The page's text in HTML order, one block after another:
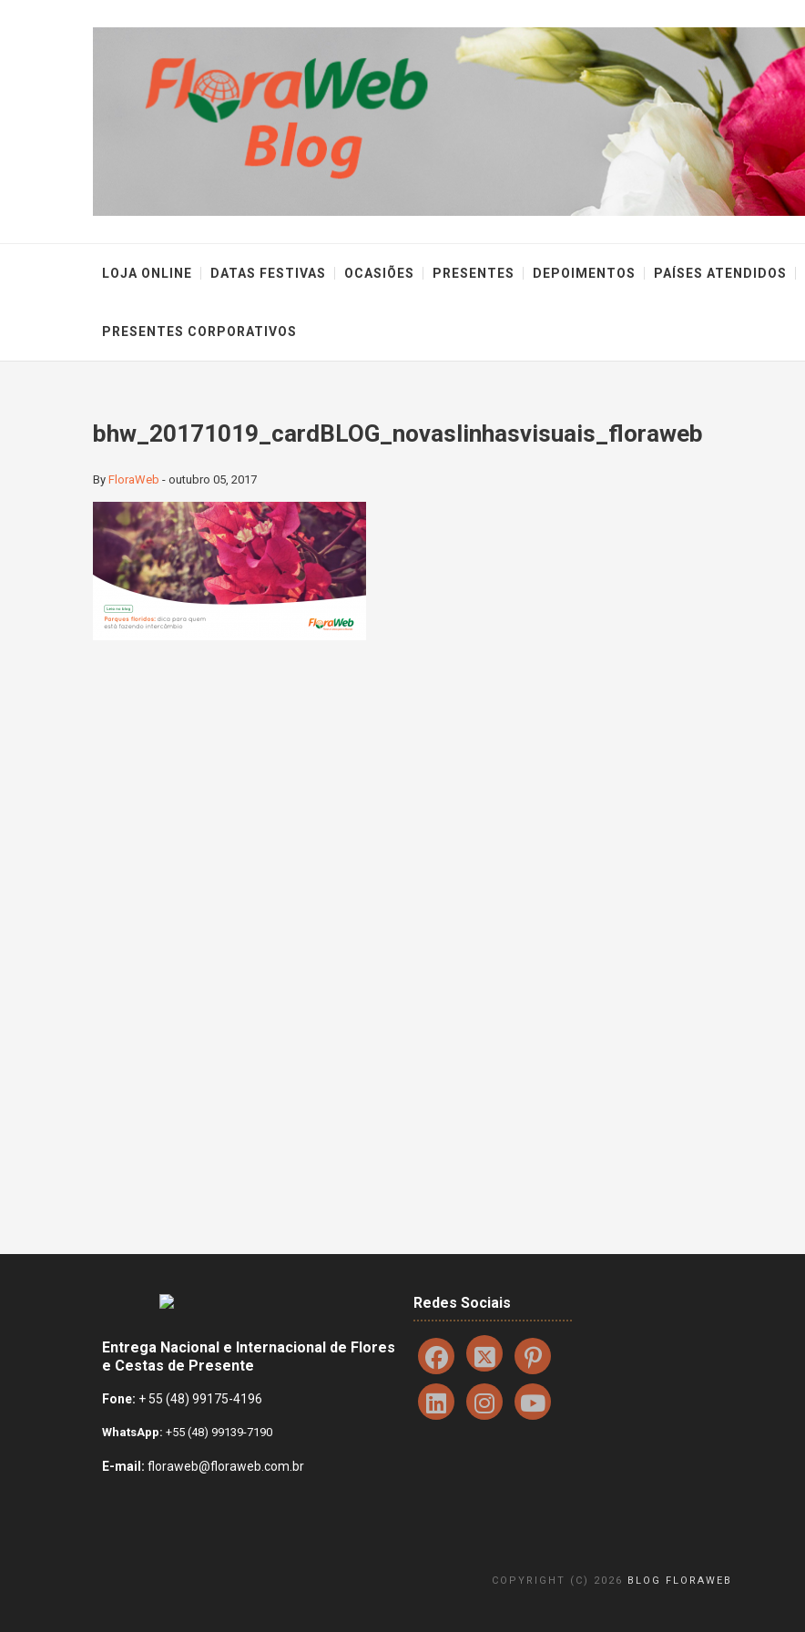
LOJA ONLINE DATAS FESTIVAS OCASIÕES PRESENTES DEPOIMENTOS PAÍSES ATENDIDOS
PRESENTES CORPORATIVOS
bhw_20171019_cardBLOG_novaslinhasvisuais_floraweb
By FloraWeb - outubro 05, 2017
Entrega Nacional e Internacional de Flores
e Cestas de Presente
Fone: + 55 (48) 99175-4196
WhatsApp: +55 (48) 99139-7190
E-mail: floraweb@floraweb.com.br
Redes Sociais
COPYRIGHT (C) 2026 BLOG FLORAWEB